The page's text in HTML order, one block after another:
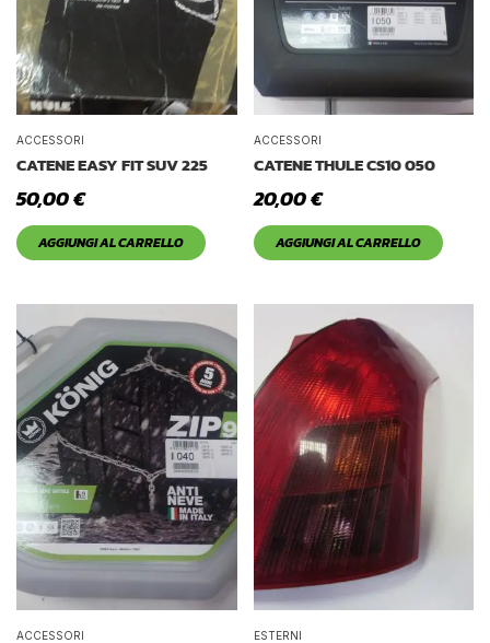
ACCESSORI
CATENE EASY FIT SUV 225
50,00€
AGGIUNGI AL CARRELLO
ACCESSORI
CATENE THULE CS10 050
20,00€
AGGIUNGI AL CARRELLO
ACCESSORI ESTERNI